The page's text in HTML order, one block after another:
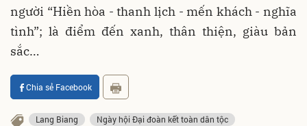
người “Hiền hòa - thanh lịch - mến khách - nghĩa
tình”; là điểm đến xanh, thân thiện, giàu bản
sắc…
Chia sẻ Facebook
Lang Biang Ngày hội Đại đoàn kết toàn dân tộc